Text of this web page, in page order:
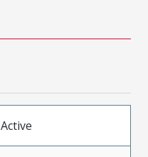
Active